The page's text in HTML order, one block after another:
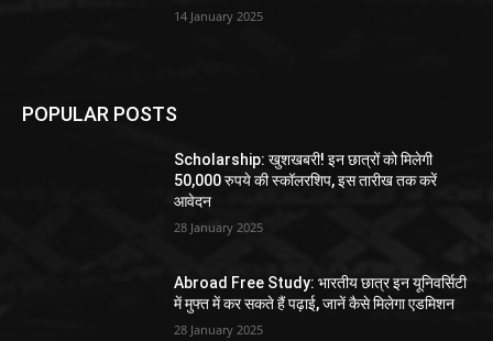
14 January 2025
POPULAR POSTS
Scholarship: खुशखबरी! इन छात्रों को मिलेगी
50,000 रुपये की स्कॉलरशिप, इस तारीख तक करें
आवेदन
28 January 2025
Abroad Free Study: भारतीय छात्र इन यूनिवर्सिटी
में मुफ्त में कर सकते हैं पढ़ाई, जानें कैसे मिलेगा एडमिशन
28 January 2025